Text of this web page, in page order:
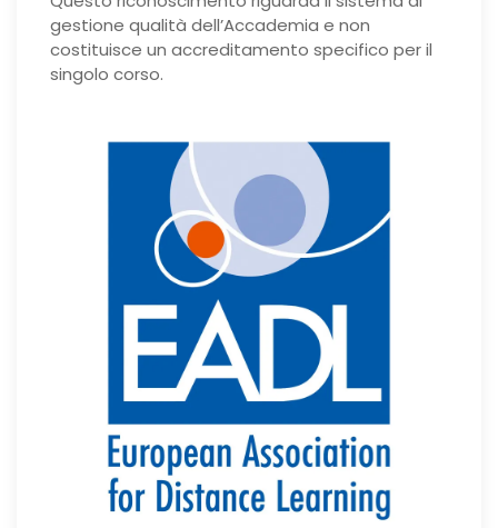
gestione qualità dell’Accademia e non
costituisce un accreditamento specifico per il
singolo corso.